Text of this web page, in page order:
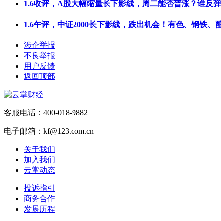
1.6收评，A股大幅缩量长下影线，周二能否普涨？谁反
1.6午评，中证2000长下影线，跌出机会！有色、钢铁、
涉企举报
不良举报
用户反馈
返回顶部
客服电话：400-018-9882
电子邮箱：kf@123.com.cn
关于我们
加入我们
云掌动态
投诉指引
商务合作
发展历程